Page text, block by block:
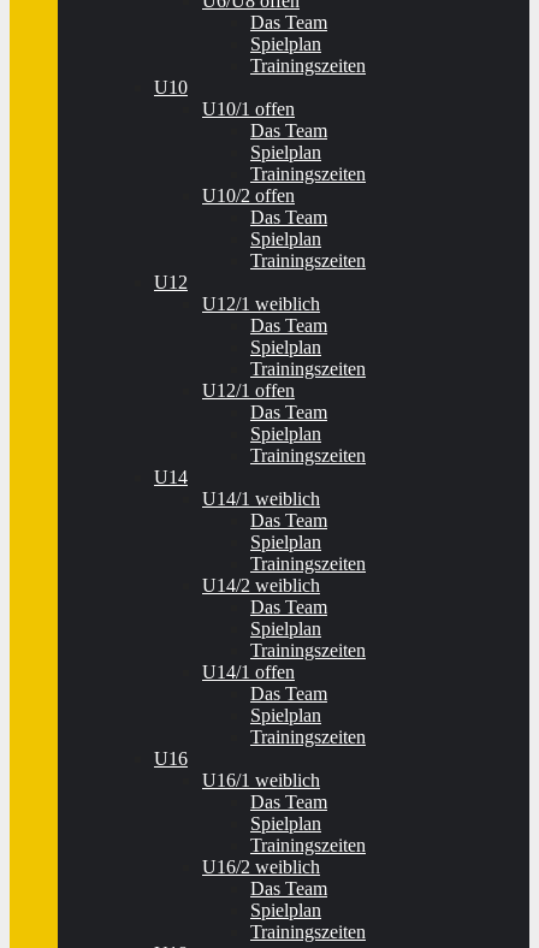
Das Team
Spielplan
Trainingszeiten
U10
U10/1 offen
Das Team
Spielplan
Trainingszeiten
U10/2 offen
Das Team
Spielplan
Trainingszeiten
U12
U12/1 weiblich
Das Team
Spielplan
Trainingszeiten
U12/1 offen
Das Team
Spielplan
Trainingszeiten
U14
U14/1 weiblich
Das Team
Spielplan
Trainingszeiten
U14/2 weiblich
Das Team
Spielplan
Trainingszeiten
U14/1 offen
Das Team
Spielplan
Trainingszeiten
U16
U16/1 weiblich
Das Team
Spielplan
Trainingszeiten
U16/2 weiblich
Das Team
Spielplan
Trainingszeiten